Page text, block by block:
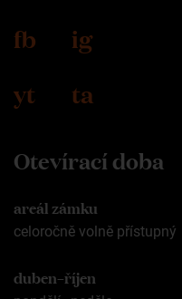
fb
ig
yt
ta
Otevírací doba
areál zámku
celoročně volně přístupný
duben–říjen